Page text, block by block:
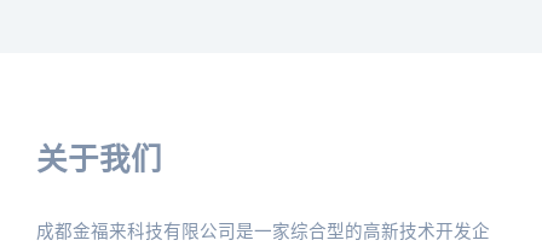
关于我们
成都金福来科技有限公司是一家综合型的高新技术开发企